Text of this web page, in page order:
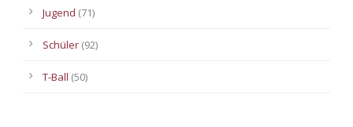
Jugend (71)
Schüler (92)
T-Ball (50)